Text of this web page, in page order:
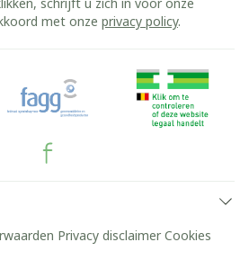
met onze privacy policy.
Privacy disclaimer Cookies